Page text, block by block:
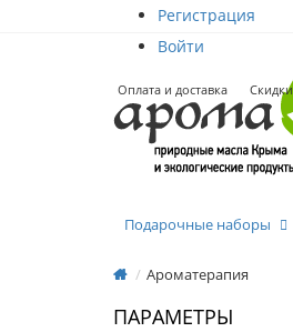
Регистрация
Войти
Оплата и доставка Скидки
Подарочные наборы
Ароматерапия
ПАРАМЕТРЫ